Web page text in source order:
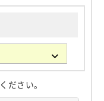
ださい。